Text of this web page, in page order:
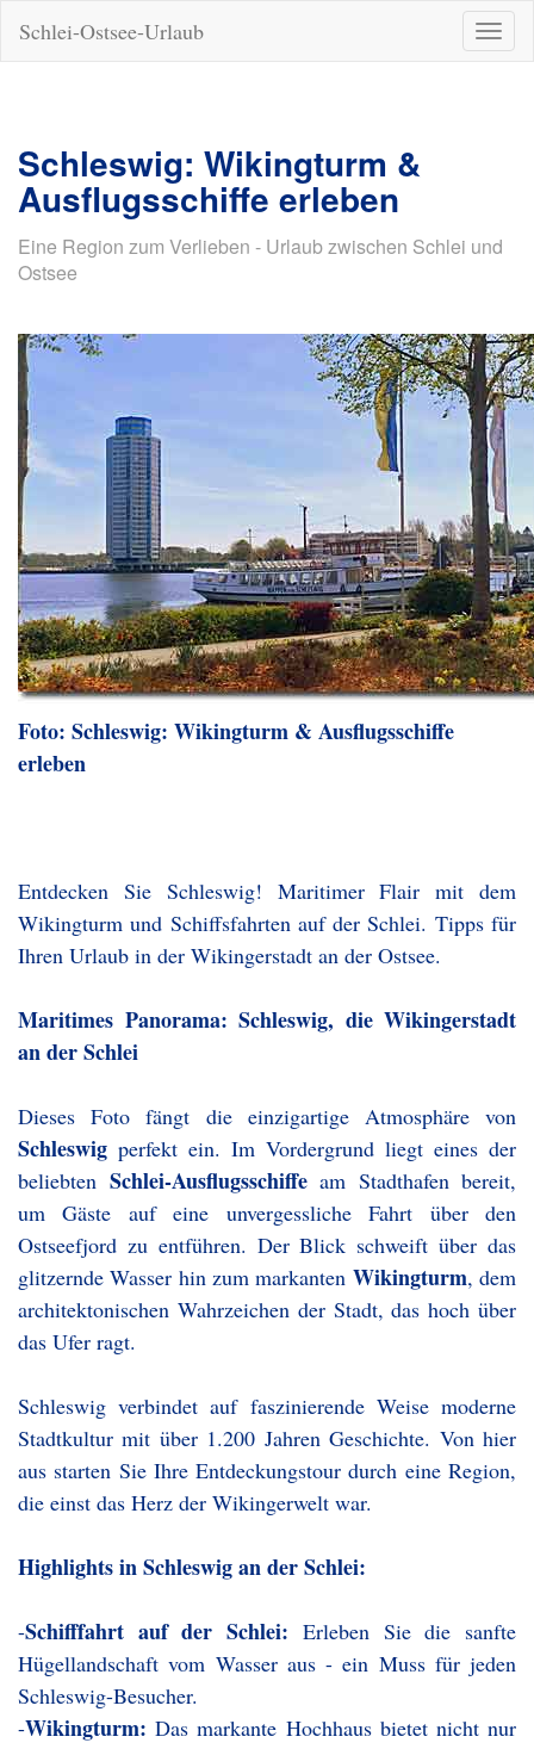
ein-/
Schlei-Ostsee-Urlaub
Schleswig: Wikingturm &
Ausflugsschiffe erleben
Eine Region zum Verlieben - Urlaub zwischen Schlei und
Ostsee
Foto: Schleswig: Wikingturm & Ausflugsschiffe
erleben
Entdecken Sie Schleswig! Maritimer Flair mit dem
Wikingturm und Schiffsfahrten auf der Schlei. Tipps für
Ihren Urlaub in der Wikingerstadt an der Ostsee.
Maritimes Panorama: Schleswig, die Wikingerstadt
an der Schlei
Dieses Foto fängt die einzigartige Atmosphäre von
Schleswig perfekt ein. Im Vordergrund liegt eines der
beliebten Schlei-Ausflugsschiffeam Stadthafen bereit,
um Gäste auf eine unvergessliche Fahrt über den
Ostseefjord zu entführen. Der Blick schweift über das
glitzernde Wasser hin zum markanten Wikingturm, dem
architektonischen Wahrzeichen der Stadt, das hoch über
das Ufer ragt.
Schleswig verbindet auf faszinierende Weise moderne
Stadtkultur mit über 1.200 Jahren Geschichte. Von hier
aus starten Sie Ihre Entdeckungstour durch eine Region,
die einst das Herz der Wikingerwelt war.
Highlights in Schleswig an der Schlei:
-Schifffahrt auf der Schlei: Erleben Sie die sanfte
Hügellandschaft vom Wasser aus - ein Muss für jeden
Schleswig-Besucher.
-Wikingturm: Das markante Hochhaus bietet nicht nur